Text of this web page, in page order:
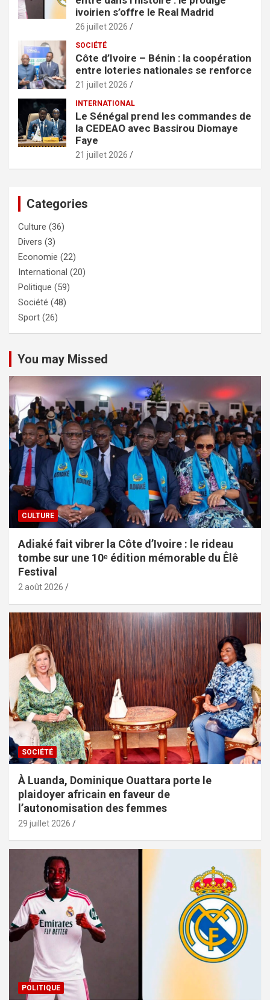
ivoirien s’offre le Real Madrid
26 juillet 2026
SOCIÉTÉ
Côte d’Ivoire – Bénin : la coopération
entre loteries nationales se renforce
21 juillet 2026
INTERNATIONAL
Le Sénégal prend les commandes de
la CEDEAO avec Bassirou Diomaye
Faye
21 juillet 2026
Categories
Culture (36)
Divers (3)
Economie (22)
International (20)
Politique (59)
Société (48)
Sport (26)
You may Missed
CULTURE
Adiaké fait vibrer la Côte d’Ivoire : le rideau
tombe sur une 10ᵉ édition mémorable du Êlê
Festival
2 août 2026
SOCIÉTÉ
À Luanda, Dominique Ouattara porte le
plaidoyer africain en faveur de
l’autonomisation des femmes
29 juillet 2026
POLITIQUE